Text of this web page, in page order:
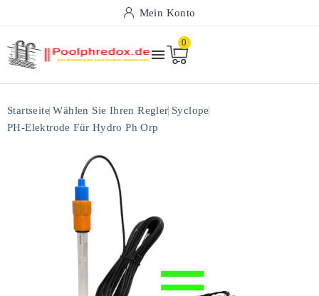
Mein Konto

0
Startseite Wählen Sie Ihren Regler Syclope
PH-Elektrode Für Hydro Ph Orp